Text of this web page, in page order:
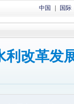
中国 国际
利改革发